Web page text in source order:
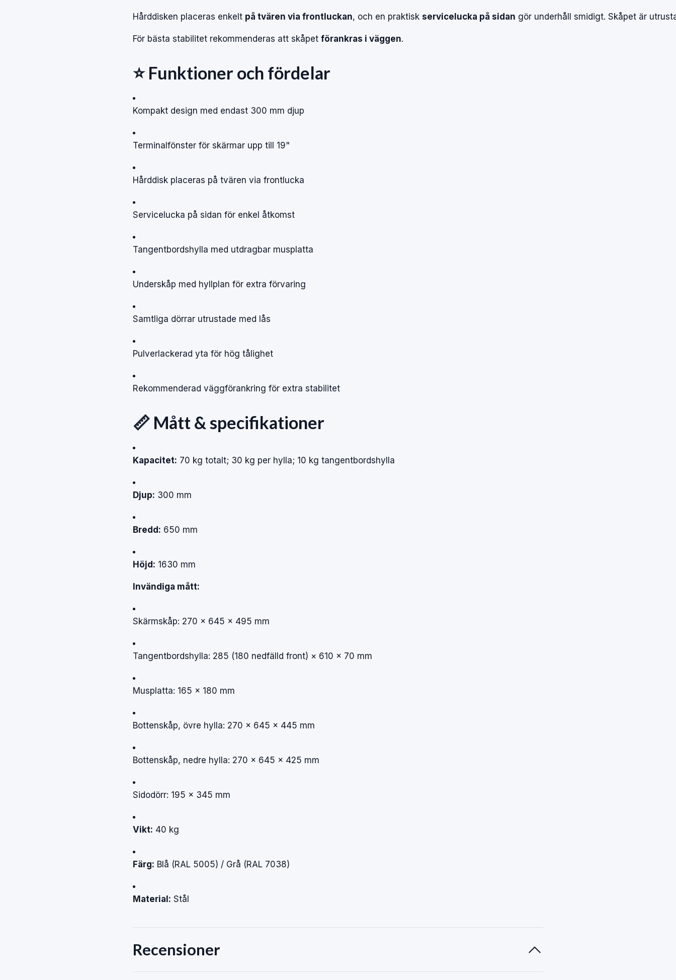
Hårddisken placeras enkelt på tvären via frontluckan, och en praktisk servicelucka på sidan gör underhåll smidigt. Skåpet är
För bästa stabilitet rekommenderas att skåpet förankras i väggen.
⭐Funktioneroch fördelar
Kompakt design med endast 300 mm djup
Terminalfönster för skärmar upp till 19"
Hårddisk placeras på tvären via frontlucka
Servicelucka på sidan för enkel åtkomst
Tangentbordshylla med utdragbar musplatta
Underskåp med hyllplan för extra förvaring
Samtliga dörrar utrustade med lås
Pulverlackerad yta för hög tålighet
Rekommenderad väggförankring för extra stabilitet
📏 Mått & specifikationer
Kapacitet: 70 kg totalt; 30 kg per hylla; 10 kg tangentbordshylla
Djup: 300 mm
Bredd: 650 mm
Höjd: 1630 mm
Invändiga mått:
Skärmskåp: 270 × 645 × 495 mm
Tangentbordshylla: 285 (180 nedfälld front) × 610 × 70 mm
Musplatta: 165 × 180 mm
Bottenskåp, övre hylla: 270 × 645 × 445 mm
Bottenskåp, nedre hylla: 270 × 645 × 425 mm
Sidodörr: 195 × 345 mm
Vikt: 40 kg
Färg: Blå (RAL 5005) / Grå (RAL 7038)
Material: Stål
Recensioner